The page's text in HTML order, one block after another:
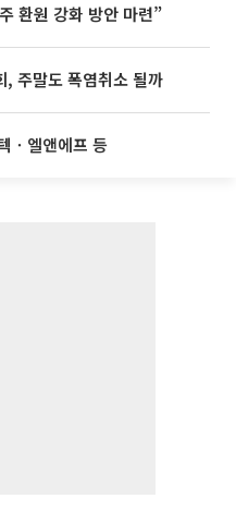
환원 강화 방안 마련”
주말도 폭염취소 될까
ㆍ엘앤에프 등